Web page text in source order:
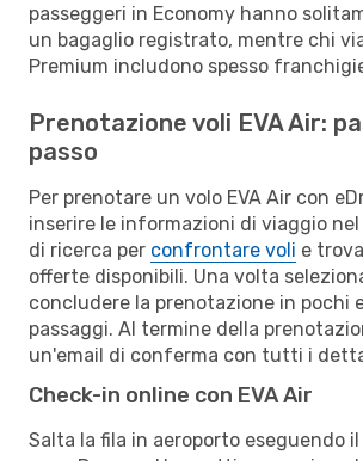
passeggeri in Economy hanno
un bagaglio registrato, mentre chi
Premium includono spesso
Prenotazione voli EVA Air:
passo
Per prenotare un volo EVA Air con
inserire le informazioni di viaggio
di ricerca per confrontare voli e
offerte disponibili. Una volta
concludere la prenotazione in pochi
passaggi. Al termine della
un'email di conferma con tutti i
Check-in online con EVA Air
Salta la fila in aeroporto eseguendo